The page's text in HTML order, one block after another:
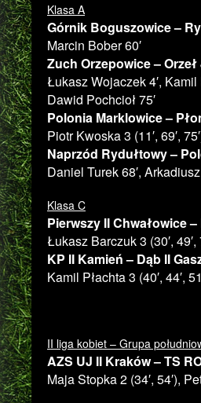
Klasa A
Górnik Boguszowice –
Marcin Bober 60′
Zuch Orzepowice –
Łukasz Wojaczek 4′, Kamil
Dawid Pochcioł 75′
Polonia Marklowice –
Piotr Kwoska 3 (11′, 69′,
Naprzód Rydułtowy –
Daniel Turek 68′,
Klasa C
Pierwszy II Chwałowice
Łukasz Barczuk 3 (30′,
KP II Kamień – Dąb II
Kamil Płachta 3 (40′, 44′,
II liga kobiet – Grupa
AZS UJ II Kraków – TS
Maja Stopka 2 (34′, 54′),